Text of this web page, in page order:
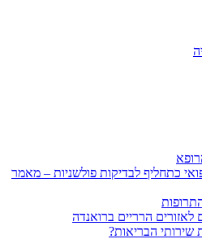
לבדיקות פולשניות – מאמר
הרריים ברואנדה
הבריאות?